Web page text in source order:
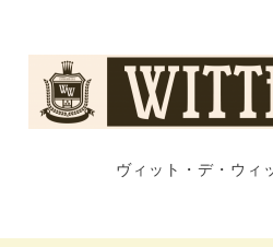
ヴィット・デ・ウィ